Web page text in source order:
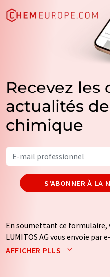
Recevez les
actualités
chimique
S'ABONNER À LA
En soumettant ce formulaire,
LUMITOS AG vous envoie par
newsletters sélectionnées ci-
AFFICHER PLUS